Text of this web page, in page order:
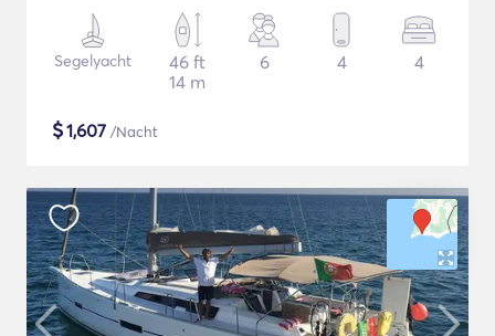
Segelyacht
46 ft
14 m
6 4 4
$1,607 /Nacht